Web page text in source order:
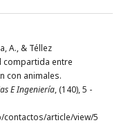
A., & Téllez
compartida entre
con animales.
E Ingeniería, (140), 5 -
article/view/5